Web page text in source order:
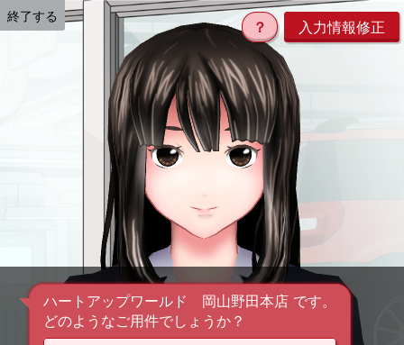
入力情報修正
？
終了する
ハートアップワールド 岡山野田本店 です。
どのようなご用件でしょうか？